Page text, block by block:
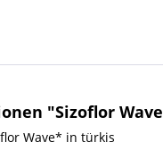
"Sizoflor
Wave* in türkis